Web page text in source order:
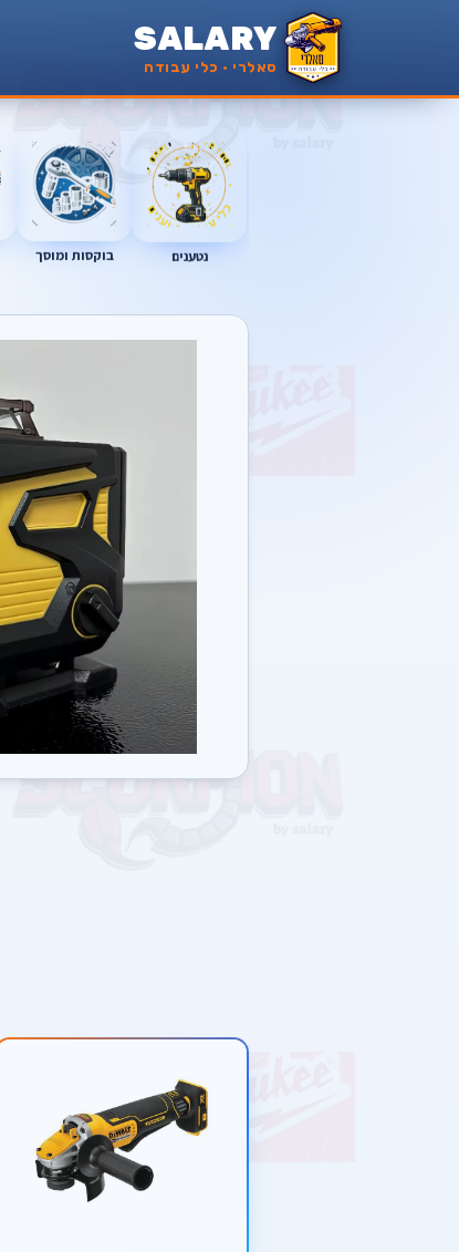
SALARY
סאלרי · כלי עבודה
נטענים בוקסות ומוסך